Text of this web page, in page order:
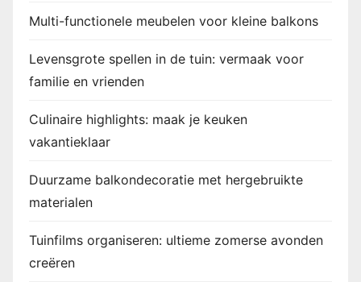
Multi-functionele meubelen voor kleine balkons
Levensgrote spellen in de tuin: vermaak voor
familie en vrienden
Culinaire highlights: maak je keuken
vakantieklaar
Duurzame balkondecoratie met hergebruikte
materialen
Tuinfilms organiseren: ultieme zomerse avonden
creëren